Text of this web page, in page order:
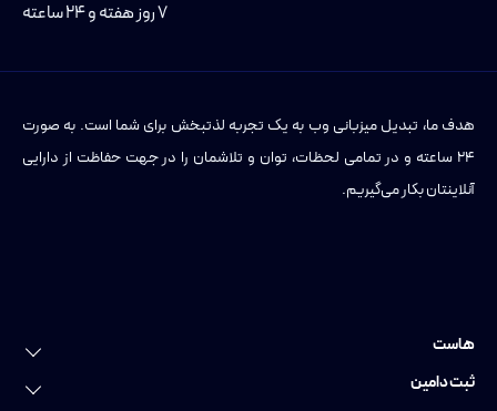
۷ روز هفته و ۲۴ ساعته
هدف ما، تبدیل میزبانی وب به یک تجربه لذتبخش برای شما است. به صورت
۲۴ ساعته و در تمامی لحظات، توان و تلاشمان را در جهت حفاظت از دارایی
آنلاینتان بکار می‌گیریم.
هاست
هاست لینوکس
ثبت دامین